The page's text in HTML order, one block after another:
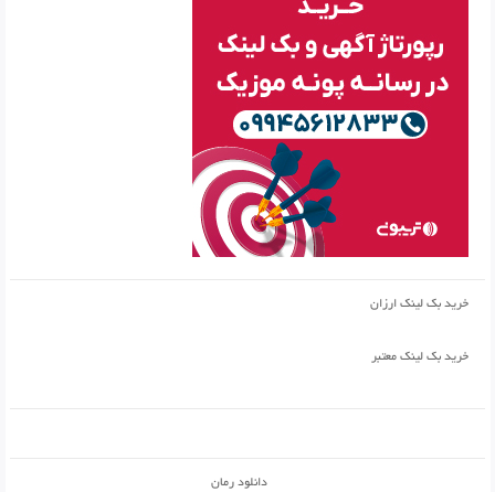
خرید بک لینک ارزان
خرید بک لینک معتبر
دانلود رمان